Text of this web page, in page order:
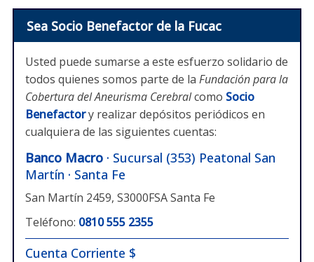
Sea Socio Benefactor de la Fucac
Usted puede sumarse a este esfuerzo solidario de
todos quienes somos parte de la Fundación para la
Cobertura del Aneurisma Cerebralcomo Socio
Benefactory realizar depósitos periódicos en
cualquiera de las siguientes cuentas:
Banco Macro · Sucursal (353) Peatonal San
Martín · Santa Fe
San Martín 2459, S3000FSA Santa Fe
Teléfono: 0810 555 2355
Cuenta Corriente $